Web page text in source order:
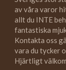
av våra varor
allt du INTE
fantastiska
Kontakta oss
vara du tycker
Hjärtligt